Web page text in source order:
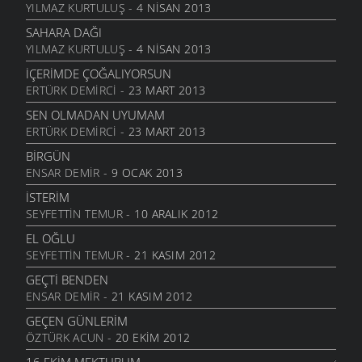
ALDIRMA GÜLÜM
13 AĞUSTOS 2011
BENDE VARIM
24 TEMMUZ 2011
SARI KIZ
16 TEMMUZ 2011
GELIN CANLAR
3 TEMMUZ 2011
ARTVINIM II
29 HAZIRAN 2011
İNANMIŞTIN
26 HAZIRAN 2011
MANILER
10 HAZIRAN 2011
SÜRDÜM ATIMI
3 HAZIRAN 2011
ARKADAŞ
1 HAZIRAN 2011
YILMAZ KURTULUŞ - 4 NISAN 2013
SAHARA DAĞI
YILMAZ KURTULUŞ - 4 NISAN 2013
İÇERIMDE ÇOĞALIYORSUN
ERTÜRK DEMIRCI - 23 MART 2013
SEN OLMADAN UYUMAM
ERTÜRK DEMIRCI - 23 MART 2013
BIRGÜN
ENSAR DEMIR - 9 OCAK 2013
İSTERIM
SEYFETTIN TEMUR- 10 ARALIK 2012
EL OĞLU
SEYFETTIN TEMUR- 21 KASIM 2012
GEÇTI BENDEN
ENSAR DEMIR - 21 KASIM 2012
GEÇEN GÜNLERIM
ÖZTÜRK ACUN - 20 EKIM 2012